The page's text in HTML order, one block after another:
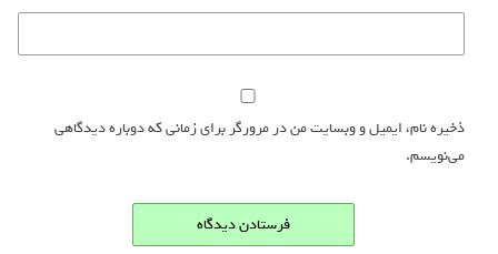
ذخیره نام، ایمیل و وبسایت من در مرورگر برای زمانی که دوباره دیدگاهی
می‌نویسم.